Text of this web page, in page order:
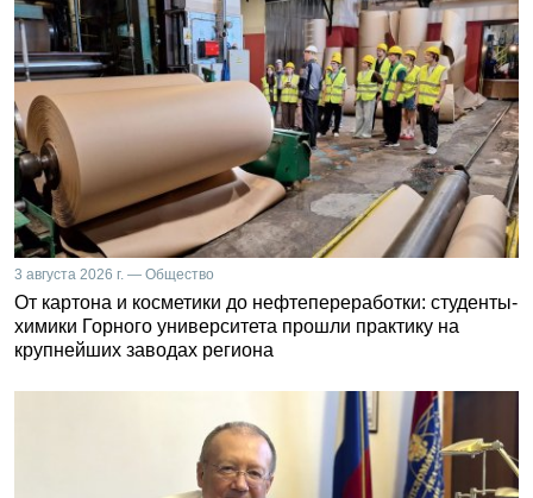
3 августа 2026 г. — Общество
От картона и косметики до нефтепереработки: студенты-
химики Горного университета прошли практику на
крупнейших заводах региона